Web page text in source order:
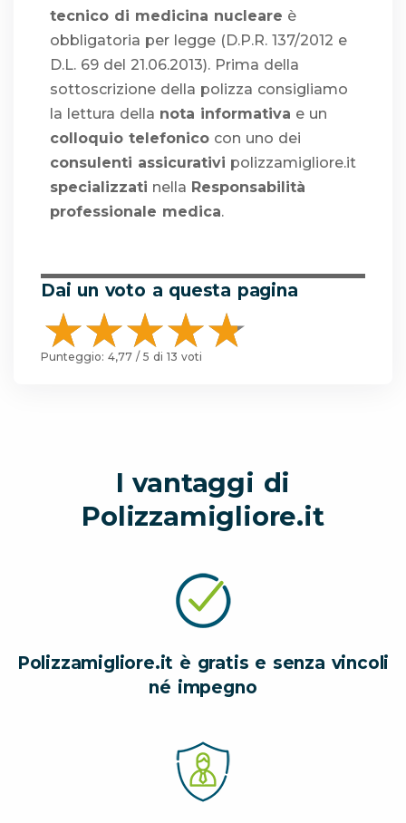
tecnico di medicina nucleare è
obbligatoria per legge (D.P.R. 137/2012 e
D.L. 69 del 21.06.2013). Prima della
sottoscrizione della polizza consigliamo
la lettura della nota informativa e un
colloquio telefonico con uno dei
consulenti assicurativi polizzamigliore.it
specializzati nella Responsabilità
professionale medica.
Dai un voto a questa pagina
Punteggio: 4,77 / 5 di 13 voti
I vantaggi di
Polizzamigliore.it
Polizzamigliore.it è gratis e senza vincoli
né impegno